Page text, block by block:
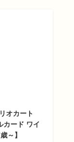
オカート
カード ワイ
～】